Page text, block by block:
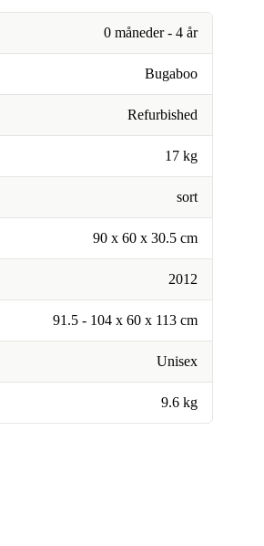
0 måneder - 4 år
Bugaboo
Refurbished
17 kg
sort
90 x 60 x 30.5 cm
2012
91.5 - 104 x 60 x 113 cm
Unisex
9.6 kg